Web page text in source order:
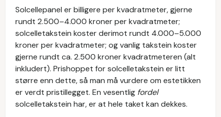
Solcellepanel er billigere per kvadratmeter, gjerne
rundt 2.500–4.000 kroner per kvadratmeter;
solcelletakstein koster derimot rundt 4.000–5.000
kroner per kvadratmeter; og vanlig takstein koster
gjerne rundt ca. 2.500 kroner kvadratmeteren (alt
inkludert). Prishoppet for solcelletakstein er litt
større enn dette, så man må vurdere om estetikken
er verdt pristillegget. En vesentlig fordel
solcelletakstein har, er at hele taket kan dekkes.